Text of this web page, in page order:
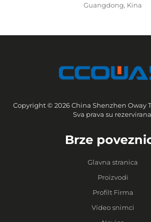
Guangdong, Kina
Copyright © 2026 China Shenzhen Oway
Sva prava su
Brze
Glavna stranica
Proizvodi
Profilt Firma
Video snimci